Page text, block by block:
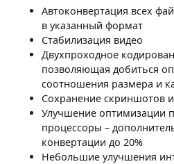
Автоконвертация всех
в указанный формат
Стабилизация видео
Двухпроходное
позволяющая добиться
соотношения размера и
Сохранение скриншотов
Улучшение оптимизации
процессоры –
конвертации до 20%
Небольшие улучшения